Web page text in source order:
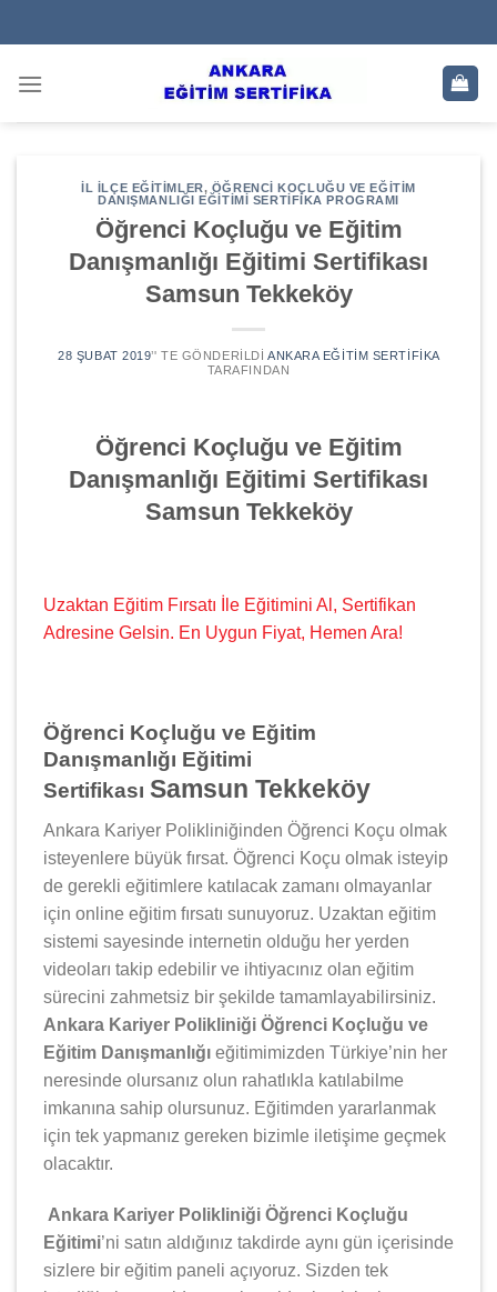
to
İL İLÇE EĞITIMLER, ÖĞRENCI KOÇLUĞU VE EĞITIM
DANIŞMANLIĞI EĞITIMI SERTIFIKA PROGRAMI
Öğrenci Koçluğu ve Eğitim
Danışmanlığı Eğitimi Sertifikası
Samsun Tekkeköy
28 ŞUBAT 2019’' TE GÖNDERILDI ANKARA EĞITIM SERTIFIKA
TARAFINDAN
Öğrenci Koçluğu ve Eğitim
Danışmanlığı Eğitimi Sertifikası
Samsun Tekkeköy
Uzaktan Eğitim Fırsatı İle Eğitimini Al, Sertifikan
Adresine Gelsin. En Uygun Fiyat, Hemen Ara!
Öğrenci Koçluğu ve Eğitim
Danışmanlığı Eğitimi
Sertifikası Samsun Tekkeköy
Ankara Kariyer Polikliniğinden Öğrenci Koçu olmak
isteyenlere büyük fırsat. Öğrenci Koçu olmak isteyip
de gerekli eğitimlere katılacak zamanı olmayanlar
için online eğitim fırsatı sunuyoruz. Uzaktan eğitim
sistemi sayesinde internetin olduğu her yerden
videoları takip edebilir ve ihtiyacınız olan eğitim
sürecini zahmetsiz bir şekilde tamamlayabilirsiniz.
Ankara Kariyer Polikliniği Öğrenci Koçluğu ve
Eğitim Danışmanlığı eğitimimizden Türkiye’nin her
neresinde olursanız olun rahatlıkla katılabilme
imkanına sahip olursunuz. Eğitimden yararlanmak
için tek yapmanız gereken bizimle iletişime geçmek
olacaktır.
Ankara Kariyer Polikliniği Öğrenci Koçluğu
Eğitimi’ni satın aldığınız takdirde aynı gün içerisinde
sizlere bir eğitim paneli açıyoruz. Sizden tek